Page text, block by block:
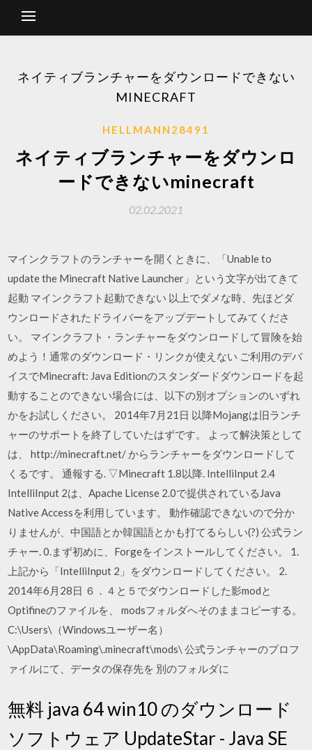
ネイティブランチャーをダウンロードできない
MINECRAFT
HELLMANN28491
ネイティブランチャーをダウンロ
ードできないminecraft
02.02.2021
マインクラフトのランチャーを開くときに、「Unable to
update the Minecraft Native Launcher」という文字が出てきて
起動 マインクラフト起動できない 以上でダメな時、先ほどダ
ウンロードされたドライバーをアップデートしてみてくださ
い。 マインクラフト・ランチャーをダウンロードして冒険を始
めよう！通常のダウンロード・リンクが使えない ご利用のデバ
イスでMinecraft: Java Editionのスタンダードダウンロードを起
動することのできない場合には、以下の別オプションのいずれ
かをお試しください。 2014年7月21日 以降Mojangは旧ランチ
ャーのサポートを終了していたはずです。 よって解決策として
は、 http://minecraft.net/ からランチャーをダウンロードして
くるです。 通報する. ▽Minecraft 1.8以降. IntelliInput 2.4
IntelliInput 2は、Apache License 2.0で提供されているJava
Native Accessを利用しています。 動作確認できないので分か
りませんが、中国語とか韓国語とかも打てるらしい(?) 公式ラン
チャー. 0.まず初めに、Forgeをインストールしてください。 1.
上記から「IntelliInput 2」をダウンロードしてください。 2.
2014年6月28日 ６．４と５でダウンロードした影modと
Optifineのファイルを、 modsフォルダへそのままコピーする。
C:\Users\（Windowsユーザー名）
\AppData\Roaming\.minecraft\mods\ 公式ランチャーのプロフ
ァイルにて、データの保存先を 別のフォルダに
無料 java 64 win10 のダウンロード
ソフトウェア UpdateStar - Java SE